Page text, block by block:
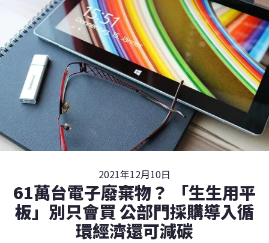
2021年12月10日
61萬台電子廢棄物？ 「生生用平
板」別只會買 公部門採購導入循
環經濟還可減碳